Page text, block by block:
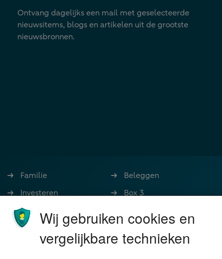
Ontvang dagelijks een mail met geselecteerde
nieuwsitems, blogs en artikelen uit de grootste
nieuwsbronnen.
Familie
Investeren
Ondernemen
Stoppen met werken
Wonen
Beleggen
Box 3
Nalatenschap
Schenken
Wij gebruiken cookies en
vergelijkbare technieken